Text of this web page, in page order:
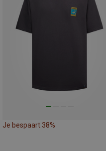
Je bespaart 38%